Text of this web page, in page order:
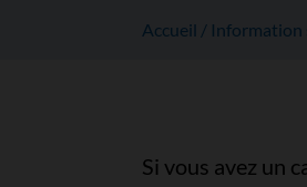
Accueil Information
Si vous avez un